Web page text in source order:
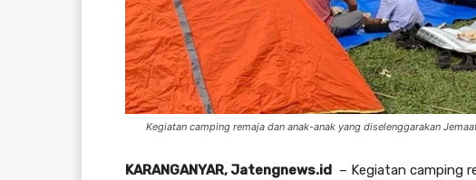
Kegiatan camping remaja dan anak-anak yang diselenggarakan
KARANGANYAR, Jatengnews.id – Kegiatan camping